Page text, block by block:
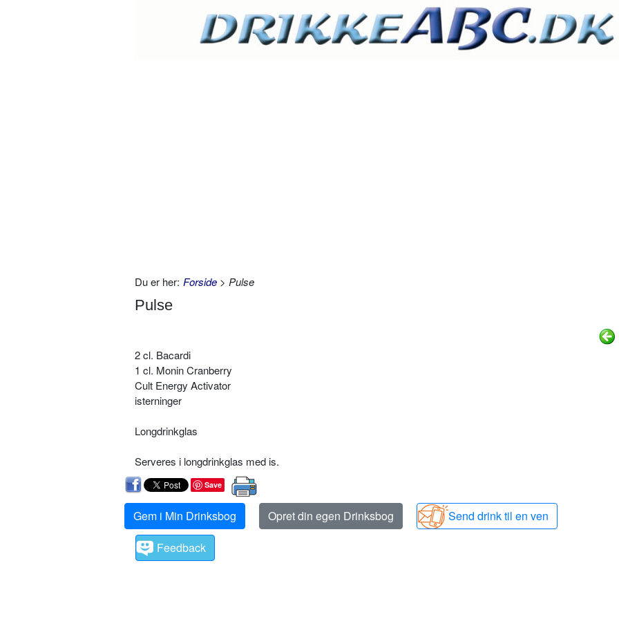
Du er her: Forside > Pulse
Pulse
2 cl. Bacardi
1 cl. Monin Cranberry
Cult Energy Activator
isterninger
Longdrinkglas
Serveres i longdrinkglas med is.
Save
Gem i Min Drinksbog Opret din egen Drinksbog
Send drink til en ven
Feedback